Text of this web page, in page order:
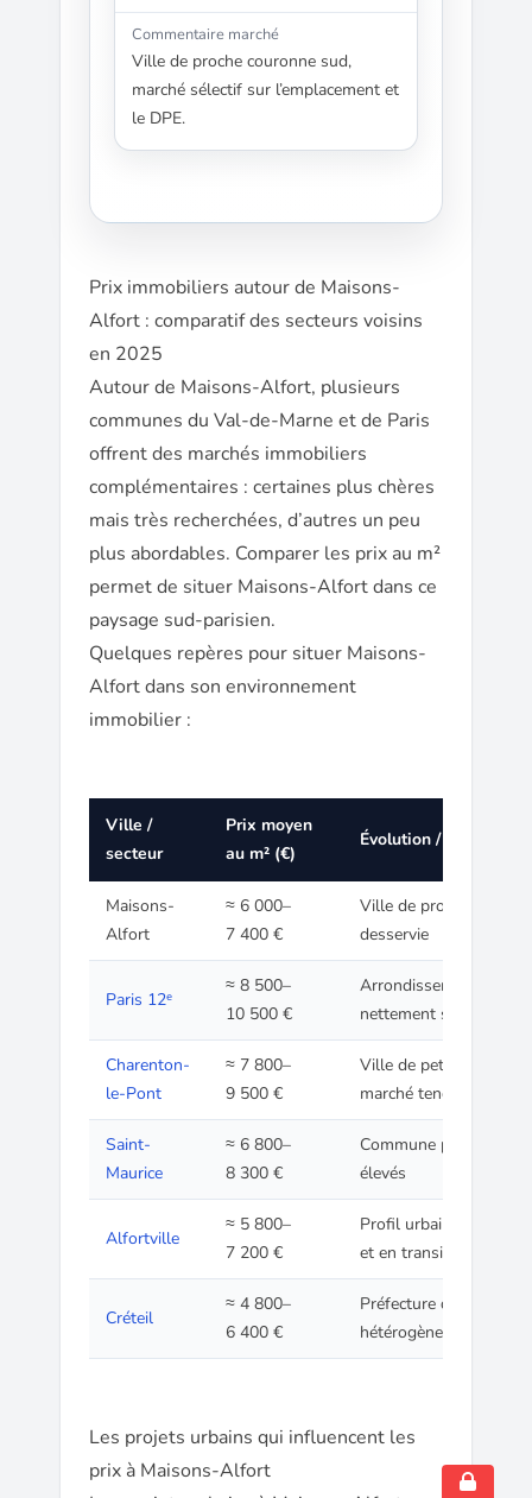
Ville de proche couronne sud,
marché sélectif sur l’emplacement et
le DPE.
Prix immobiliers autour de Maisons-
Alfort : comparatif des secteurs voisins
en 2025
Autour de Maisons-Alfort, plusieurs
communes du Val-de-Marne et de Paris
offrent des marchés immobiliers
complémentaires : certaines plus chères
mais très recherchées, d’autres un peu
plus abordables. Comparer les prix au m²
permet de situer Maisons-Alfort dans ce
paysage sud-parisien.
Quelques repères pour situer Maisons-
Alfort dans son environnement
immobilier :
Ville /
secteur
Prix moyen
au m² (€)
Évolution / Remarque
Maisons-
Alfort
≈ 6 000–
7 400 €
Ville de proche
desservie
Paris 12ᵉ
≈ 8 500–
10 500 €
Arrondissement très
nettement supérieur
Charenton-
le-Pont
≈ 7 800–
9 500 €
Ville de petite
marché tendu
Saint-
Maurice
≈ 6 800–
8 300 €
Commune prisée en
élevés
Alfortville
≈ 5 800–
7 200 €
Profil urbain proche,
et en transition
Créteil
≈ 4 800–
6 400 €
Préfecture du Val-de-
hétérogène
Les projets urbains qui influencent les
prix à Maisons-Alfort